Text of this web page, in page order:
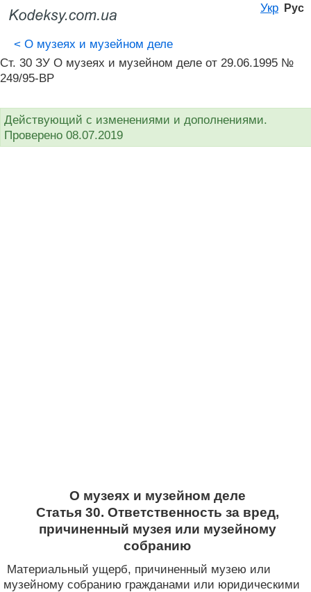
Укр Рус
< О музеях и музейном деле
Ст. 30 ЗУ О музеях и музейном деле от 29.06.1995 №
249/95-ВР
Действующий с изменениями и дополнениями.
Проверено 08.07.2019
О музеях и музейном деле
Статья 30. Ответственность за вред,
причиненный музея или музейному
собранию
Материальный ущерб, причиненный музею или
музейному собранию гражданами или юридическими